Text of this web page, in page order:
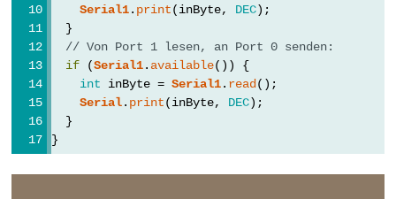
Serial.readBytes()
Serial.readBytesUntil()
Serial.readString()
Serial.readStringUntil()
serialEvent()
Serial.setTimeout()
Serial.write()
Serial1. print(inByte, DEC);
  }
// Von Port 1 lesen, an Port 0 senden:
if (Serial1. available()) {
int inByte = Serial1. read();
Serial. print(inByte, DEC);
  }
}